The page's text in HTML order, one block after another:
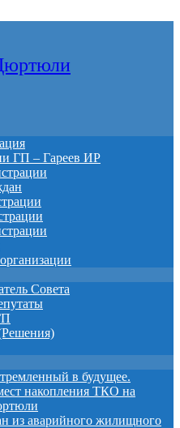
ГП – Гареев ИР
Совета
в будущее.
накопления ТКО на
из аварийного жилищного